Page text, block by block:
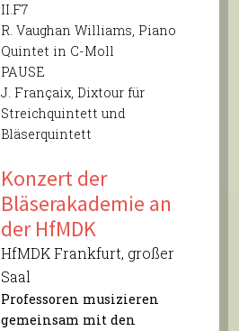
II.F7
R. Vaughan Williams, Piano
Quintet in C-Moll
PAUSE
J. Françaix, Dixtour für
Streichquintett und
Bläserquintett
Konzert der
Bläserakademie an
der HfMDK
HfMDK Frankfurt, großer
Saal
Professoren musizieren
gemeinsam mit den